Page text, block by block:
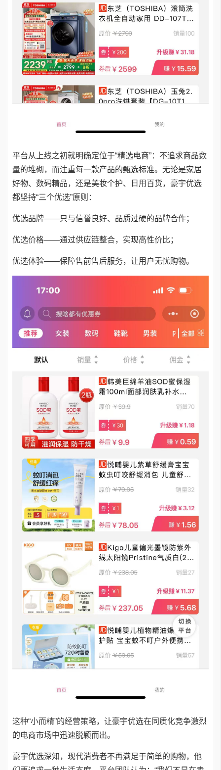
平台从上线之初就明确定位于“精选电商”：不追求商品数
量的堆砌，而注重每一款产品的甄选标准。无论是家居
好物、数码精品，还是美妆个护、日用百货，豪宇优选
都坚持“三个优选”原则：
优选品牌——只与信誉良好、品质过硬的品牌合作；
优选价格——通过供应链整合，实现高性价比；
优选体验——保障售前售后服务，让用户无忧购物。
这种“小而精”的经营策略，让豪宇优选在同质化竞争激烈
的电商市场中迅速脱颖而出。
豪宇优选深知，现代消费者不再满足于简单的购物，他